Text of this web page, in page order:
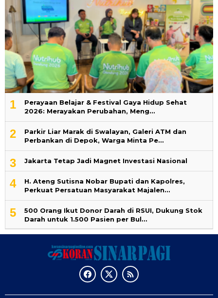
1
Perayaan Belajar & Festival Gaya Hidup Sehat
2026: Merayakan Perubahan, Meng…
2
Parkir Liar Marak di Swalayan, Galeri ATM dan
Perbankan di Depok, Warga Minta Pe…
3 Jakarta Tetap Jadi Magnet Investasi Nasional
4
H. Ateng Sutisna Nobar Bupati dan Kapolres,
Perkuat Persatuan Masyarakat Majalen…
5
500 Orang Ikut Donor Darah di RSUI, Dukung Stok
Darah untuk 1.500 Pasien per Bul…